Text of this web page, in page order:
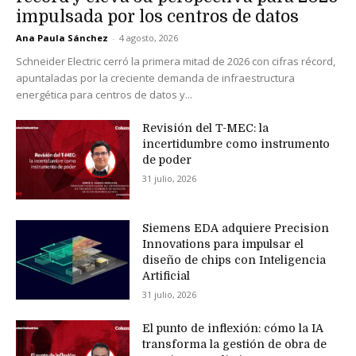
impulsada por los centros de datos
Ana Paula Sánchez - 4 agosto, 2026
Schneider Electric cerró la primera mitad de 2026 con cifras récord,
apuntaladas por la creciente demanda de infraestructura
energética para centros de datos y...
Revisión del T-MEC: la
incertidumbre como instrumento
de poder
31 julio, 2026
Siemens EDA adquiere Precision
Innovations para impulsar el
diseño de chips con Inteligencia
Artificial
31 julio, 2026
El punto de inflexión: cómo la IA
transforma la gestión de obra de